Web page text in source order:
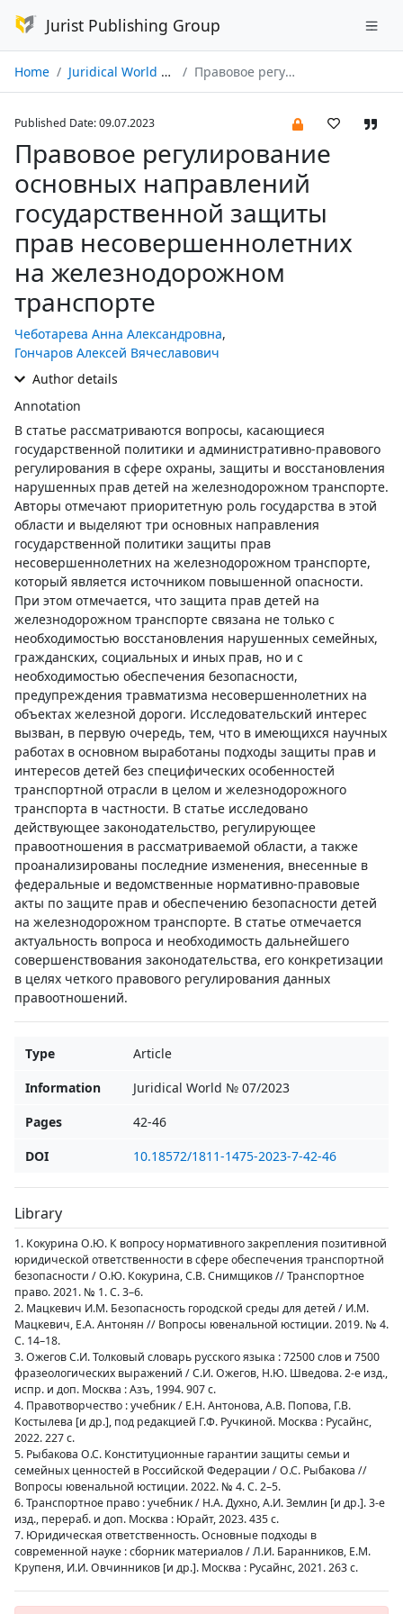
Jurist Publishing Group
Home Juridical World № 07/2023 Правовое регулирование основных направлений государственной защиты прав несовершеннолетних на железнодорожном транспорте
Published Date: 09.07.2023
Правовое регулирование
основных направлений
государственной защиты
прав несовершеннолетних
на железнодорожном
транспорте
Чеботарева Анна Александровна,
Гончаров Алексей Вячеславович
Author details
Annotation
В статье рассматриваются вопросы, касающиеся
государственной политики и административно-правового
регулирования в сфере охраны, защиты и восстановления
нарушенных прав детей на железнодорожном транспорте.
Авторы отмечают приоритетную роль государства в этой
области и выделяют три основных направления
государственной политики защиты прав
несовершеннолетних на железнодорожном транспорте,
который является источником повышенной опасности.
При этом отмечается, что защита прав детей на
железнодорожном транспорте связана не только с
необходимостью восстановления нарушенных семейных,
гражданских, социальных и иных прав, но и с
необходимостью обеспечения безопасности,
предупреждения травматизма несовершеннолетних на
объектах железной дороги. Исследовательский интерес
вызван, в первую очередь, тем, что в имеющихся научных
работах в основном выработаны подходы защиты прав и
интересов детей без специфических особенностей
транспортной отрасли в целом и железнодорожного
транспорта в частности. В статье исследовано
действующее законодательство, регулирующее
правоотношения в рассматриваемой области, а также
проанализированы последние изменения, внесенные в
федеральные и ведомственные нормативно-правовые
акты по защите прав и обеспечению безопасности детей
на железнодорожном транспорте. В статье отмечается
актуальность вопроса и необходимость дальнейшего
совершенствования законодательства, его конкретизации
в целях четкого правового регулирования данных
правоотношений.
Type
Article
Information
Juridical World № 07/2023
Pages
42-46
DOI
10.18572/1811-1475-2023-7-42-46
Library
1. Кокурина О.Ю. К вопросу нормативного закрепления позитивной
юридической ответственности в сфере обеспечения транспортной
безопасности / О.Ю. Кокурина, С.В. Снимщиков // Транспортное
право. 2021. № 1. С. 3–6.
2. Мацкевич И.М. Безопасность городской среды для детей / И.М.
Мацкевич, Е.А. Антонян // Вопросы ювенальной юстиции. 2019. № 4.
С. 14–18.
3. Ожегов С.И. Толковый словарь русского языка : 72500 слов и 7500
фразеологических выражений / С.И. Ожегов, Н.Ю. Шведова. 2-е изд.,
испр. и доп. Москва : Азъ, 1994. 907 с.
4. Правотворчество : учебник / Е.Н. Антонова, А.В. Попова, Г.В.
Костылева [и др.], под редакцией Г.Ф. Ручкиной. Москва : Русайнс,
2022. 227 с.
5. Рыбакова О.С. Конституционные гарантии защиты семьи и
семейных ценностей в Российской Федерации / О.С. Рыбакова //
Вопросы ювенальной юстиции. 2022. № 4. С. 2–5.
6. Транспортное право : учебник / Н.А. Духно, А.И. Землин [и др.]. 3-е
изд., перераб. и доп. Москва : Юрайт, 2023. 435 с.
7. Юридическая ответственность. Основные подходы в
современной науке : сборник материалов / Л.И. Баранников, Е.М.
Крупеня, И.И. Овчинников [и др.]. Москва : Русайнс, 2021. 263 с.